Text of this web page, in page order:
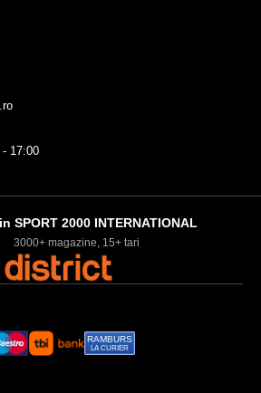
17:00
SPORT 2000 INTERNATIONAL
3000+ magazine, 15+ tari
RAMBURS
LA CURIER